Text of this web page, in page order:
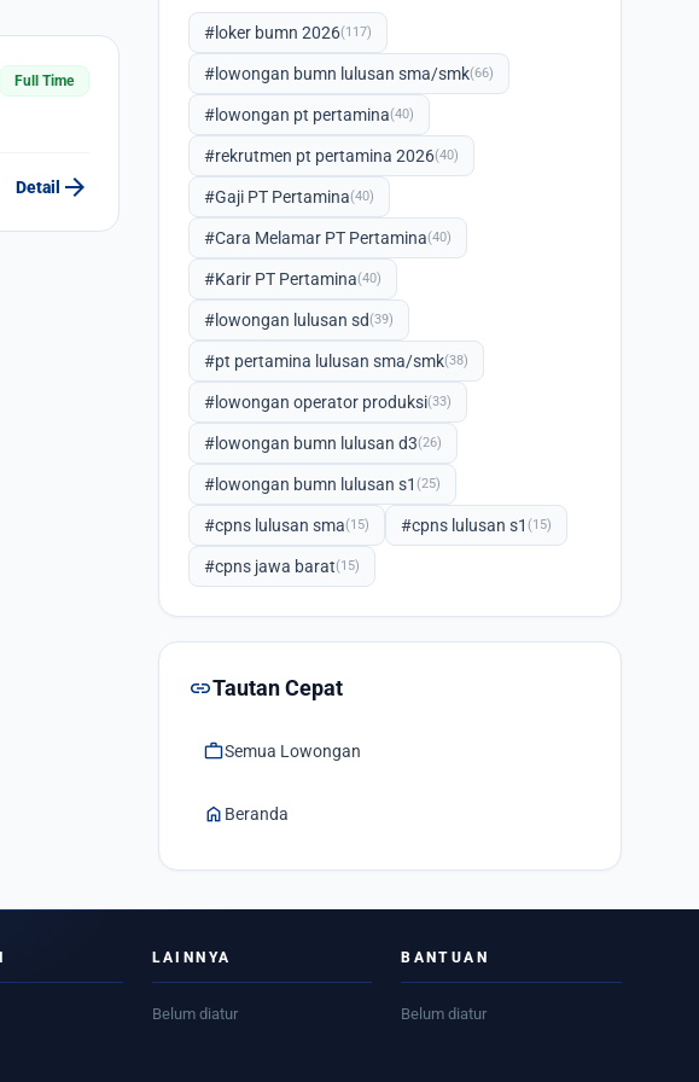
Full Time
Detail arrow_forward
#loker bumn 2026(117)
#lowongan bumn lulusan sma/smk(66)
#lowongan pt pertamina(40)
#rekrutmen pt pertamina 2026(40)
#Gaji PT Pertamina(40)
#Cara Melamar PT Pertamina(40)
#Karir PT Pertamina(40)
#lowongan lulusan sd(39)
#pt pertamina lulusan sma/smk(38)
#lowongan operator produksi(33)
#lowongan bumn lulusan d3(26)
#lowongan bumn lulusan s1 (25)
#cpns lulusan sma(15) #cpns lulusan s1 (15)
#cpns jawa barat(15)
linkTautan Cepat
workSemua Lowongan
home Beranda
LAINNYA
Belum diatur
BANTUAN
Belum diatur